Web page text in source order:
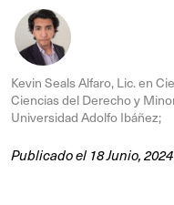
Kevin Seals Alfaro, Lic. en
Ciencias del Derecho y
Universidad Adolfo Ibáñez;
Publicado el 18 Junio, 2024